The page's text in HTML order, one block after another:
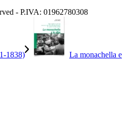
- P.IVA: 01962780308
1838)
La monachella e